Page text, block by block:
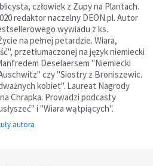
człowiek z Zupy na Plantach.
redaktor naczelny DEON.pl. Autor
wywiadu z ks.
na pełnej petardzie. Wiara,
przetłumaczonej na język niemiecki
Deselaersem "Niemiecki
czy "Siostry z Broniszewic.
kobiet". Laureat Nagrody
Chrapka. Prowadzi podcasty
i "Wiara wątpiących".
autora